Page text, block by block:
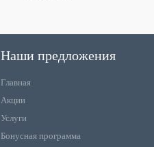
Наши предложения
Главная
Акции
Услуги
Бонусная программа